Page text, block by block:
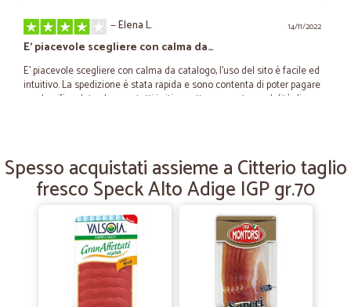
14/11/2022
—Elena L.
E' piacevole scegliere con calma da…
E' piacevole scegliere con calma da catalogo, l'uso del sito è facile ed
intuitivo. La spedizione è stata rapida e sono contenta di poter pagare
con bonifico dato che non tutti i siti accettano questa modalità di
25/05/2022
—Mirella B.
tutto ok
tutto ok, grazie
—Claudia R.
Fornitore serio,spedizione…
Spesso acquistati assieme a Citterio taglio
fresco Speck Alto Adige IGP gr.70